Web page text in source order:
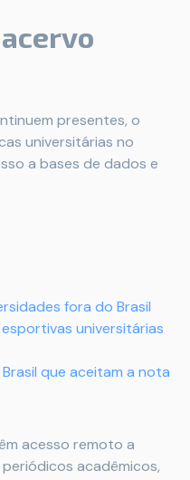
presentes, o
universitárias no
a bases de dados e
fora do Brasil
universitárias
que aceitam a nota
acesso remoto a
acadêmicos,